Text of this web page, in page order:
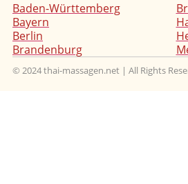
Baden-Württemberg
Bayern
Berlin
Brandenburg
© 2024 thai-massagen.net | All Rights